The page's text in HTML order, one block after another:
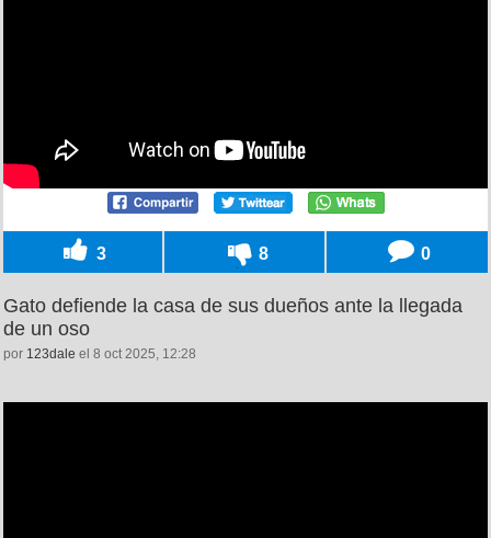
3 8 0
Gato defiende la casa de sus dueños ante la llegada
de un oso
por 123dale el 8 oct 2025, 12:28